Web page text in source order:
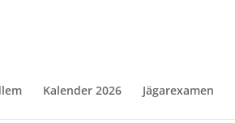
Kalender 2026 Jägarexamen